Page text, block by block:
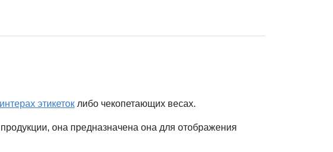
этикеток либо чекопетающих весах.
она предназначена она для отображения